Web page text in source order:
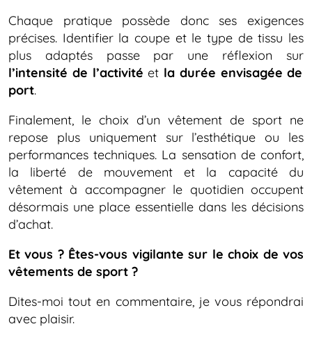
Chaque pratique possède donc ses exigences
précises. Identifier la coupe et le type de tissu les
plus adaptés passe par une réflexion sur
l’intensité de l’activité et la durée envisagée de
port.
Finalement, le choix d’un vêtement de sport ne
repose plus uniquement sur l’esthétique ou les
performances techniques. La sensation de confort,
la liberté de mouvement et la capacité du
vêtement à accompagner le quotidien occupent
désormais une place essentielle dans les décisions
d’achat.
Et vous ? Êtes-vous vigilante sur le choix de vos
vêtements de sport ?
Dites-moi tout en commentaire, je vous répondrai
avec plaisir.